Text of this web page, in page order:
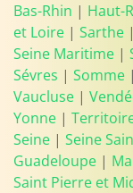
Bas-Rhin | Haut-
et Loire | Sarthe |
Seine Maritime |
Sévres | Somme |
Vaucluse |
Yonne |
Seine | Seine
Guadeloupe |
Saint Pierre et